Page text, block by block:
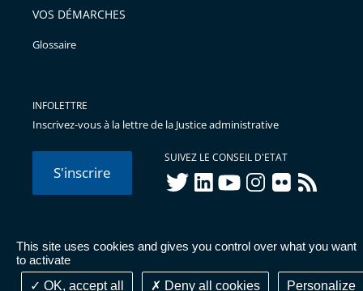
This site uses cookies and gives you control over what you want
to activate
OK, accept all
Deny all cookies Personalize
VOS DÉMARCHES
Glossaire
INFOLETTRE
Inscrivez-vous à la lettre de la Justice administrative
S'inscrire
SUIVEZ LE CONSEIL D'ETAT
twitterlinkedInyoutubeinstagram
flickr rss
© Conseil d'État 2026 - Mentions légales
Données
personnelles-Publications administratives-Accessibilité :
partiellement conforme